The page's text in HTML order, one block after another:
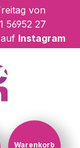
von
56952 27
Instagram
Warenkorb